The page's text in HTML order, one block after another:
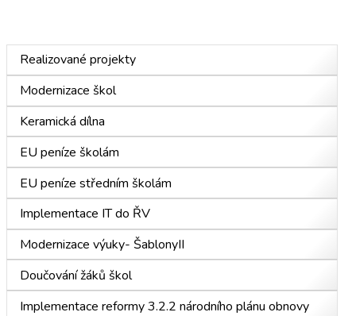
Realizované projekty
Modernizace škol
Keramická dílna
EU peníze školám
EU peníze středním školám
Implementace IT do ŘV
Modernizace výuky- ŠablonyII
Doučování žáků škol
Implementace reformy 3.2.2 národního plánu obnovy